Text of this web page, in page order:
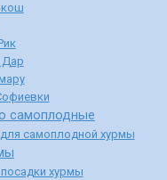
кош
самоплодные
самоплодной хурмы
хурмы